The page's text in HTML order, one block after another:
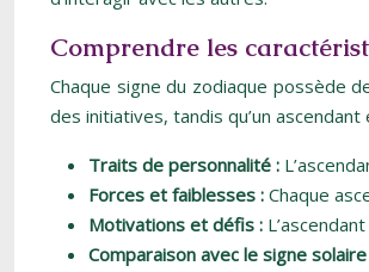
Comprendre les
Chaque signe du zodiaque possède
des initiatives, tandis qu’un
Traits de personnalité :
Forces et faiblesses : Chaque
Motivations et défis :
Comparaison avec le signe solaire